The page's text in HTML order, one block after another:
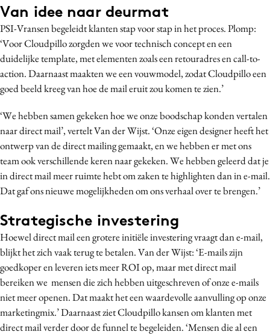
Van idee naar deurmat
PSI-Vransen begeleidt klanten stap voor stap in het proces. Plomp:
‘Voor Cloudpillo zorgden we voor technisch concept en een
duidelijke template, met elementen zoals een retouradres en call-to-
action. Daarnaast maakten we een vouwmodel, zodat Cloudpillo een
goed beeld kreeg van hoe de mail eruit zou komen te zien.’
‘We hebben samen gekeken hoe we onze boodschap konden vertalen
naar direct mail’, vertelt Van der Wijst. ‘Onze eigen designer heeft het
ontwerp van de direct mailing gemaakt, en we hebben er met ons
team ook verschillende keren naar gekeken. We hebben geleerd dat je
in direct mail meer ruimte hebt om zaken te highlighten dan in e-mail.
Dat gaf ons nieuwe mogelijkheden om ons verhaal over te brengen.’
Strategische investering
Hoewel direct mail een grotere initiële investering vraagt dan e-mail,
blijkt het zich vaak terug te betalen. Van der Wijst: ‘E-mails zijn
goedkoper en leveren iets meer ROI op, maar met direct mail
bereiken we mensen die zich hebben uitgeschreven of onze e-mails
niet meer openen. Dat maakt het een waardevolle aanvulling op onze
marketingmix.’ Daarnaast ziet Cloudpillo kansen om klanten met
direct mail verder door de funnel te begeleiden. ‘Mensen die al een